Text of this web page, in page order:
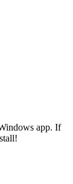
app. If